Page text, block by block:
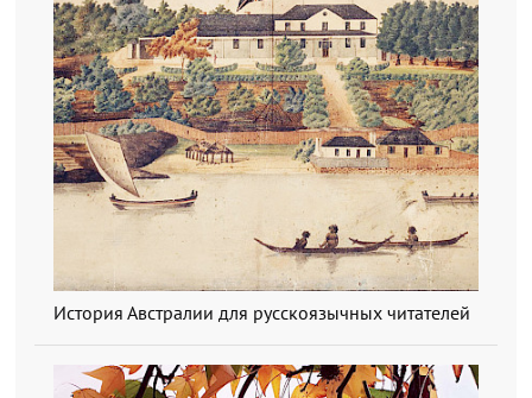
История Австралии для русскоязычных читателей